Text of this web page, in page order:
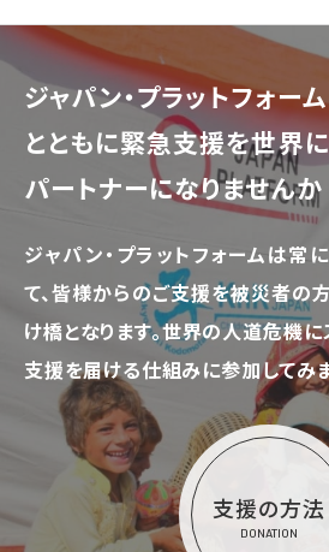
ジャパン・プラットフォーム
とともに緊急支援を世界
パートナーになりませんか
ジャパン・プラットフォームは常
て、皆様からのご支援を被災者の
け橋となります。世界の人道危機に
支援を届ける仕組みに参加してみ
支援の方法
DONATION